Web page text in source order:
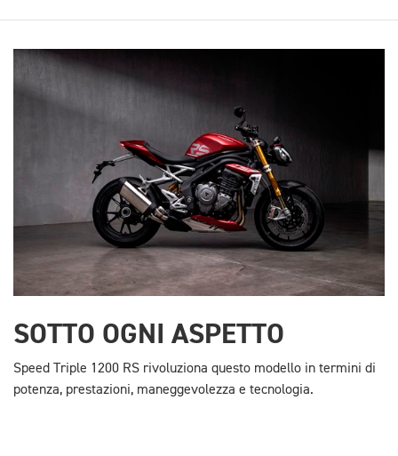
SOTTO OGNI ASPETTO
Speed Triple 1200 RS rivoluziona questo modello in termini di
potenza, prestazioni, maneggevolezza e tecnologia.